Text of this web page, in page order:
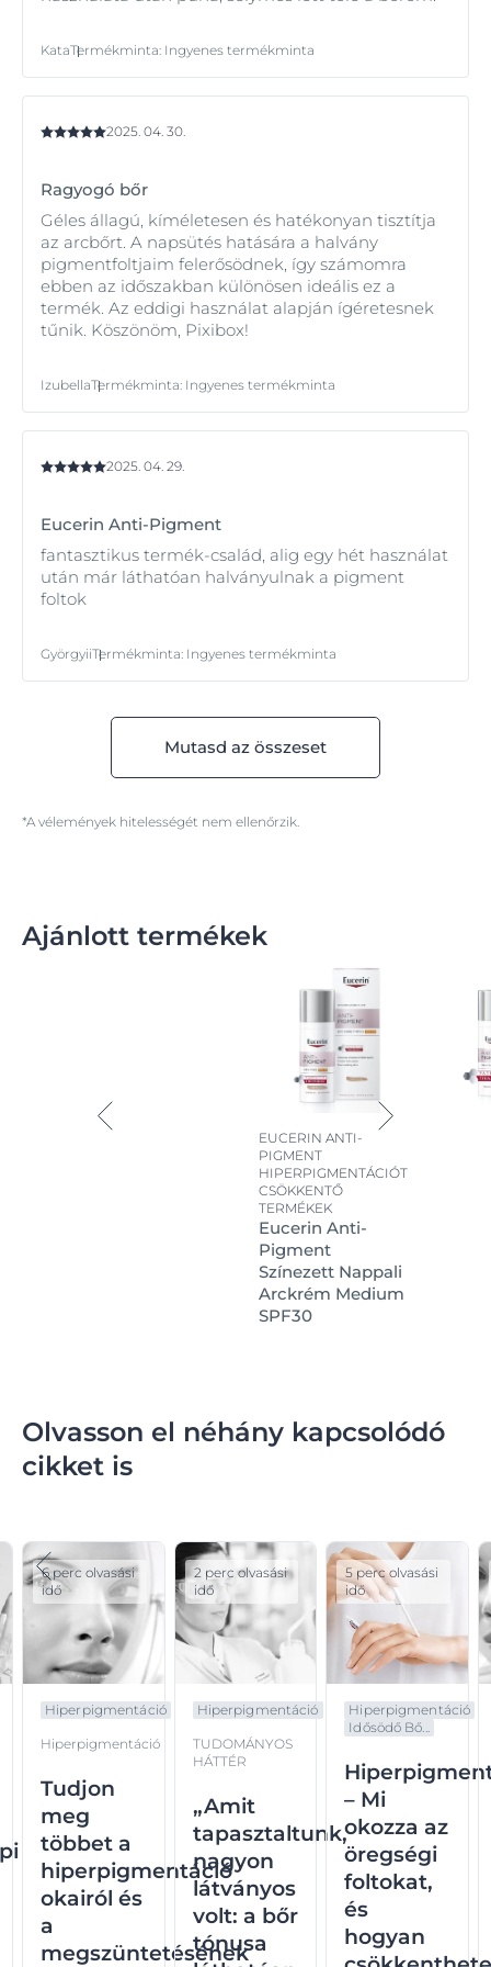
KataTermékminta: Ingyenes termékminta
2025. 04. 30.
Ragyogó bőr
Géles állagú, kíméletesen és hatékonyan tisztítja
az arcbőrt. A napsütés hatására a halvány
pigmentfoltjaim felerősödnek, így számomra
ebben az időszakban különösen ideális ez a
termék. Az eddigi használat alapján ígéretesnek
tűnik. Köszönöm, Pixibox!
IzubellaTermékminta: Ingyenes termékminta
2025. 04. 29.
Eucerin Anti-Pigment
fantasztikus termék-család, alig egy hét használat
után már láthatóan halványulnak a pigment
foltok
GyörgyiiTermékminta: Ingyenes termékminta
Mutasd az összeset
*A vélemények hitelességét nem ellenőrzik.
Ajánlott termékek
EUCERIN ANTI-
PIGMENT
HIPERPIGMENTÁCIÓT
CSÖKKENTŐ
TERMÉKEK
Eucerin Anti-
Pigment
Színezett Nappali
Arckrém Medium
SPF30
Olvasson el néhány kapcsolódó
cikket is
Hiperpigmentáció
Hiperpigmentáció
Tudjon
meg
többet a
hiperpigmentáció
okairól és
a
megszüntetésének
6 perc olvasási
idő
Hiperpigmentáció
TUDOMÁNYOS
HÁTTÉR
„Amit
tapasztaltunk,
nagyon
látványos
volt: a bőr
tónusa
2 perc olvasási
idő
Hiperpigmentáció
Idősödő Bő...
– Mi
okozza az
öregségi
foltokat,
és
hogyan
5 perc olvasási
idő